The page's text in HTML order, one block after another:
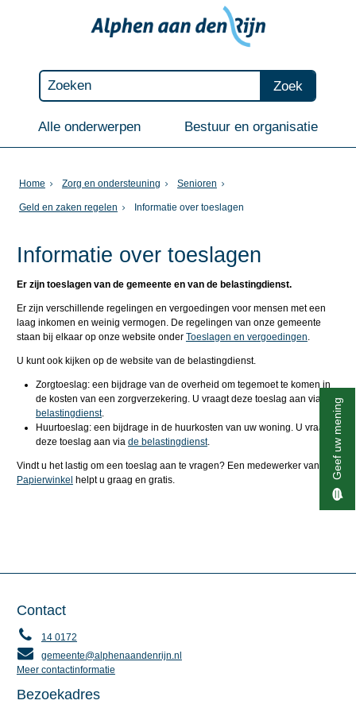
Zoek
Alle onderwerpen Bestuur en organisatie
Home Zorg en ondersteuning Senioren
Geld en zaken regelen Informatie over toeslagen
Informatie over toeslagen
Er zijn toeslagen van de gemeente en van de belastingdienst.
Er zijn verschillende regelingen en vergoedingen voor mensen met een
laag inkomen en weinig vermogen. De regelingen van onze gemeente
staan bij elkaar op onze website onder Toeslagen en vergoedingen.
U kunt ook kijken op de website van de belastingdienst.
Zorgtoeslag: een bijdrage van de overheid om tegemoet te komen in
de kosten van een zorgverzekering. U vraagt deze toeslag aan via
belastingdienst.
Huurtoeslag: een bijdrage in de huurkosten van uw woning. U vraagt
deze toeslag aan via de belastingdienst.
Vindt u het lastig om een toeslag aan te vragen? Een medewerker van
Papierwinkel helpt u graag en gratis.
Contact
14 0172
gemeente@alphenaandenrijn.nl
Meer contactinformatie
Bezoekadres
Geef uw mening